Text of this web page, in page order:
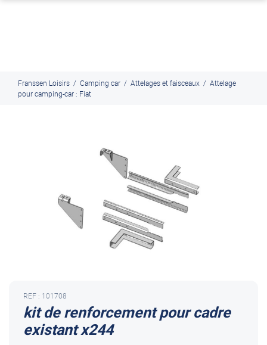
Franssen Loisirs / Camping car / Attelages et faisceaux / Attelage
pour camping-car : Fiat
kit de renforcement pour cadre
existant x244
REF : 101708